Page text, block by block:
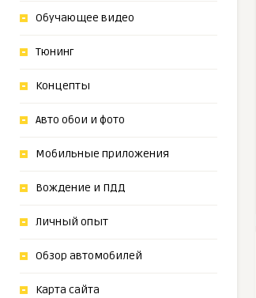
Обучающее видео
Тюнинг
Концепты
Авто обои и фото
Мобильные приложения
Вождение и ПДД
Личный опыт
Обзор автомобилей
Карта сайта